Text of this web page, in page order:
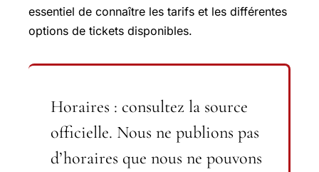
essentiel de connaître les tarifs et les différentes
options de tickets disponibles.
Horaires : consultez la source
officielle. Nous ne publions pas
d’horaires que nous ne pouvons